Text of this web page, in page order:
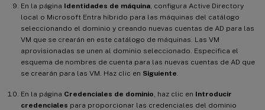
En la página Identidades de máquina , configura Active Directory
local o Microsoft Entra híbrido para las máquinas del catálogo
seleccionando el dominio y creando nuevas cuentas de AD para las
VM que se crearán en este catálogo de máquinas. Las VM
aprovisionadas se unen al dominio seleccionado. Especifica el
esquema de nombres de cuenta para las nuevas cuentas de AD que
se crearán para las VM. Haz clic en Siguiente
En la página Credenciales de dominio , haz clic en Introducir
credenciales para proporcionar las credenciales del dominio